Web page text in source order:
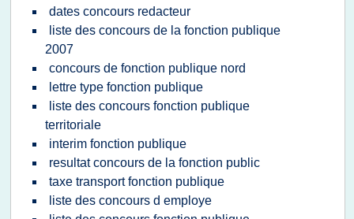
dates concours redacteur
liste des concours de la fonction publique
2007
concours de fonction publique nord
lettre type fonction publique
liste des concours fonction publique
territoriale
interim fonction publique
resultat concours de la fonction public
taxe transport fonction publique
liste des concours d employe